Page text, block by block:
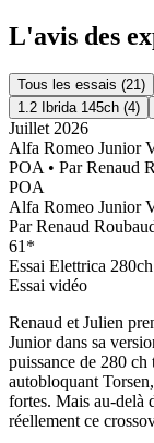
L'avis des
Tous les essais (21)
1.2 Ibrida 145ch (4)
Juillet 2026
Alfa Romeo Junior
POA • ParRenaud
POA
Alfa Romeo Junior
ParRenaud
61 *
Essai Elettrica 280ch
Essai vidéo
Renaud et Julien
Junior dans sa
puissance de 280
autobloquant
fortes. Mais au-delà
réellement ce